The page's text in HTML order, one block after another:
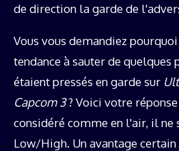
de direction la garde de
Vous vous demandiez
tendance à sauter de
étaient pressés en garde sur
Capcom 3? Voici votre
considéré comme en l'air, il ne
Low/High. Un avantage